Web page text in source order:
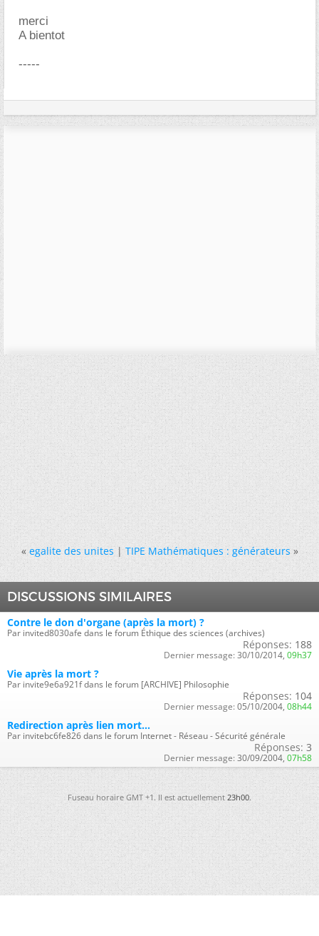
merci
A bientot
-----
« egalite des unites|TIPE Mathématiques : générateurs »
DISCUSSIONS SIMILAIRES
Contre le don d'organe (après la mort) ?
Par invited8030afe dans le forum Éthique des sciences (archives)
Réponses: 188
Dernier message: 30/10/2014, 09h37
Vie après la mort ?
Par invite9e6a921f dans le forum [ARCHIVE] Philosophie
Réponses: 104
Dernier message: 05/10/2004, 08h44
Redirection après lien mort...
Par invitebc6fe826 dans le forum Internet - Réseau - Sécurité générale
Réponses: 3
Dernier message: 30/09/2004, 07h58
Fuseau horaire GMT +1. Il est actuellement23h00.